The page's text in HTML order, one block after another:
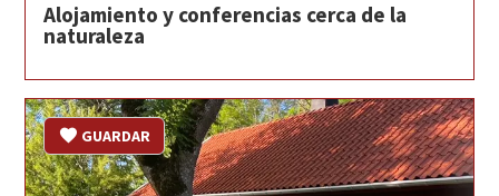
Alojamiento y conferencias cerca de la
naturaleza
GUARDAR